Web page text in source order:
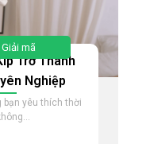
Giải mã
Trở Thành
Nghiệp
bạn yêu thích thời